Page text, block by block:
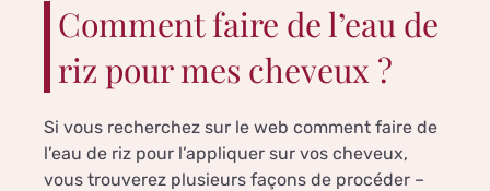
Comment faire de l’eau de
riz pour mes cheveux ?
Si vous recherchez sur le web comment faire de
l’eau de riz pour l’appliquer sur vos cheveux,
vous trouverez plusieurs façons de procéder –